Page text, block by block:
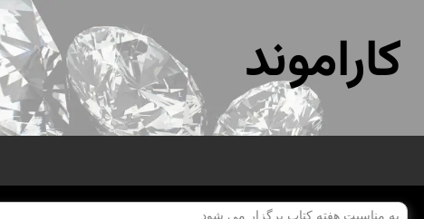
کاراموند
به مناسبت هفته كتاب برگزار می شود